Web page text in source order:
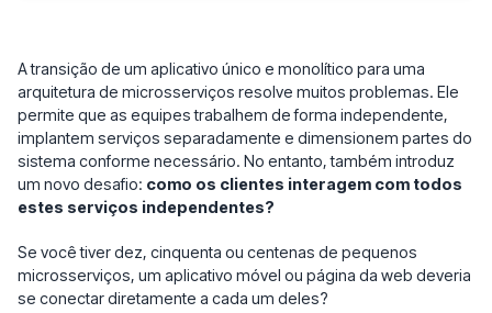
A transição de um aplicativo único e monolítico para uma
arquitetura de microsserviços resolve muitos problemas. Ele
permite que as equipes trabalhem de forma independente,
implantem serviços separadamente e dimensionem partes do
sistema conforme necessário. No entanto, também introduz
um novo desafio: como os clientes interagem com todos
estes serviços independentes?
Se você tiver dez, cinquenta ou centenas de pequenos
microsserviços, um aplicativo móvel ou página da web deveria
se conectar diretamente a cada um deles?